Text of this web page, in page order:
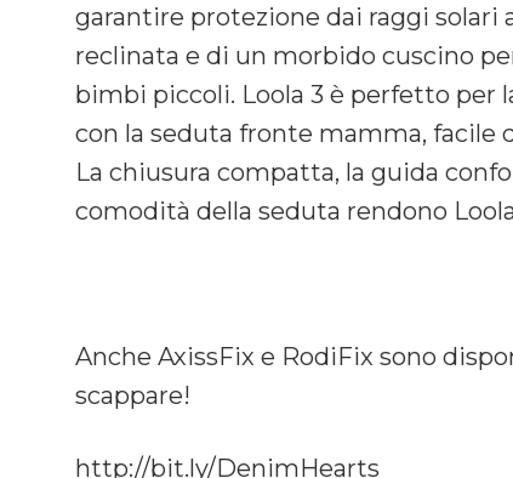
garantire protezione dai raggi
reclinata e di un morbido cuscino
bimbi piccoli. Loola 3 è perfetto per
con la seduta fronte mamma, facile
La chiusura compatta, la guida
comodità della seduta rendono
Anche AxissFix e RodiFix sono
scappare!
http://bit.ly/DenimHearts